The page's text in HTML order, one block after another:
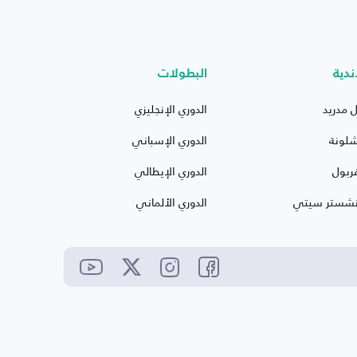
مدريد
سيتي
البطولات
الدوري الإنجليزي
الدوري الإسباني
الدوري الإيطالي
الدوري الألماني